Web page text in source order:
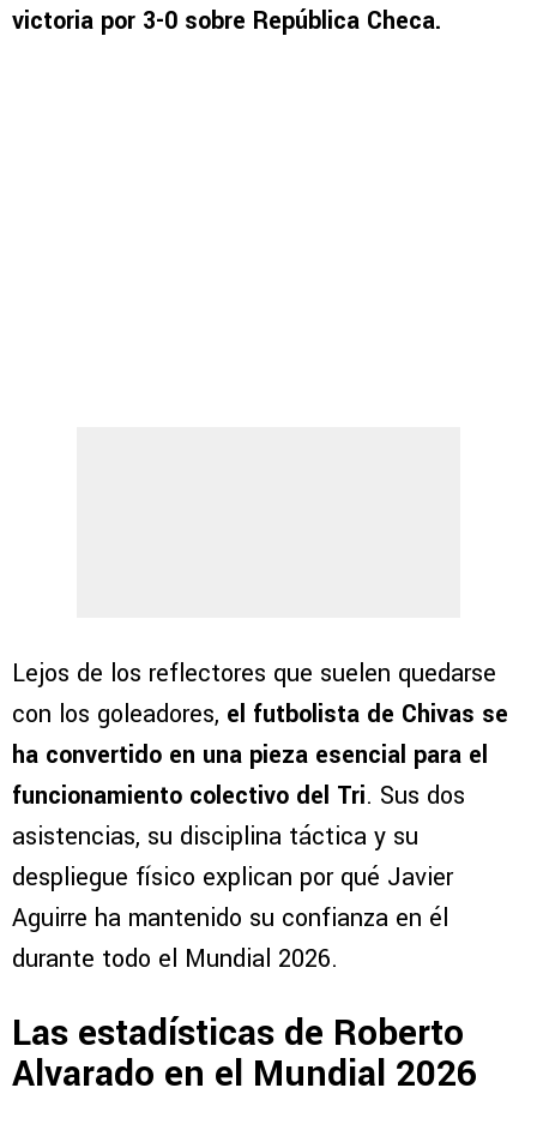
victoria por 3-0 sobre República Checa.
Lejos de los reflectores que suelen quedarse
con los goleadores, el futbolista de Chivas se
ha convertido en una pieza esencial para el
funcionamiento colectivo del Tri. Sus dos
asistencias, su disciplina táctica y su
despliegue físico explican por qué Javier
Aguirre ha mantenido su confianza en él
durante todo el Mundial 2026.
Las estadísticas de Roberto
Alvarado en el Mundial 2026